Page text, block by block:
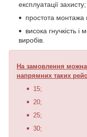
експлуатації захисту;
простота
висока гнучкість
виробів.
На замовлення
напрямних таких
15;
20;
25;
30;